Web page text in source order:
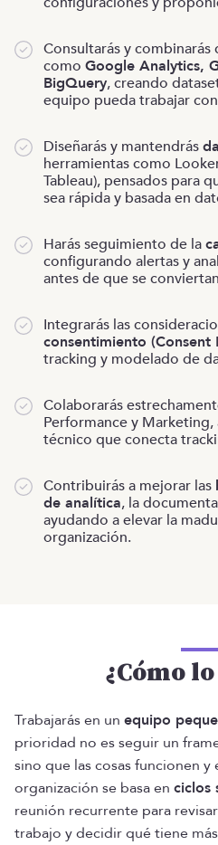
Consultarás y
como Google Analytics,
BigQuery, creando
equipo pueda trabajar
Diseñarás y mantendrás
herramientas como
Tableau), pensados para
sea rápida y basada en
Harás seguimiento de la
configurando alertas y
antes de que se
Integrarás las
consentimiento (Consent
tracking y modelado de
Colaborarás
Performance y
técnico que conecta
Contribuirás a mejorar las
de analítica, la
ayudando a elevar la
organización.
¿Cómo
Trabajarás en un equipo
prioridad no es seguir un
sino que las cosas funcionen y
organización se basa en ciclos
reunión recurrente para
trabajo y decidir qué tiene